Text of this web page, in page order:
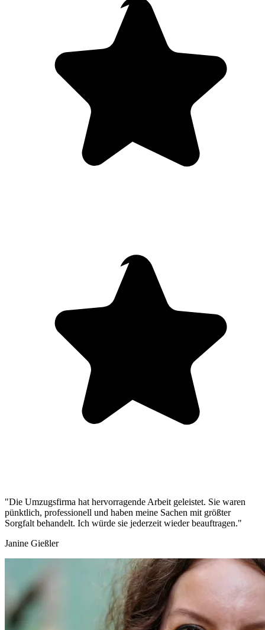
"Die Umzugsfirma hat hervorragende Arbeit geleistet. Sie waren
pünktlich, professionell und haben meine Sachen mit größter
Sorgfalt behandelt. Ich würde sie jederzeit wieder beauftragen."
Janine Gießler